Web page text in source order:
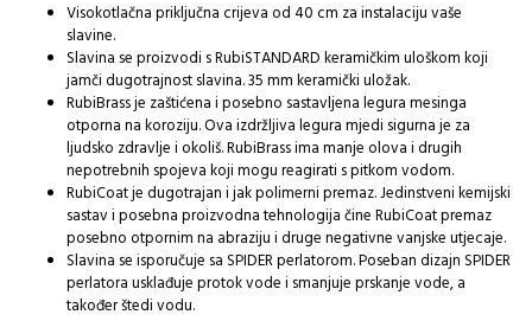
Visokotlačna priključna crijeva od 40 cm za instalaciju vaše
slavine.
Slavina se proizvodi s RubiSTANDARD keramičkim uloškom koji
jamči dugotrajnost slavina. 35 mm keramički uložak.
RubiBrass je zaštićena i posebno sastavljena legura mesinga
otporna na koroziju. Ova izdržljiva legura mjedi sigurna je za
ljudsko zdravlje i okoliš. RubiBrass ima manje olova i drugih
nepotrebnih spojeva koji mogu reagirati s pitkom vodom.
RubiCoat je dugotrajan i jak polimerni premaz. Jedinstveni kemijski
sastav i posebna proizvodna tehnologija čine RubiCoat premaz
posebno otpornim na abraziju i druge negativne vanjske utjecaje.
Slavina se isporučuje sa SPIDER perlatorom. Poseban dizajn SPIDER
perlatora usklađuje protok vode i smanjuje prskanje vode, a
također štedi vodu.